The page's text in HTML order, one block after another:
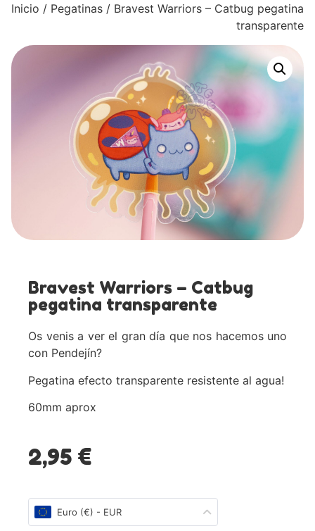
Inicio / Pegatinas / Bravest Warriors – Catbug pegatina
transparente
Bravest Warriors – Catbug
pegatina transparente
Os venis a ver el gran día que nos hacemos uno
con Pendejín?
Pegatina efecto transparente resistente al agua!
60mm aprox
2,95 €
Euro (€) - EUR